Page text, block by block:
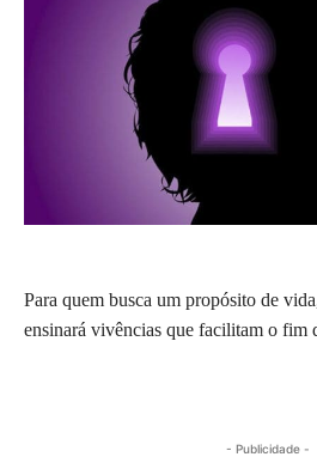
Para quem busca um propósito de
ensinará vivências que facilitam o fim
- Publicidade -